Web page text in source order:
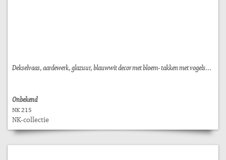
Dekselvaas, aardewerk, glazuur, blauwwit decor met bloem- takken met vogels...
Onbekend
NK 215
NK-collectie